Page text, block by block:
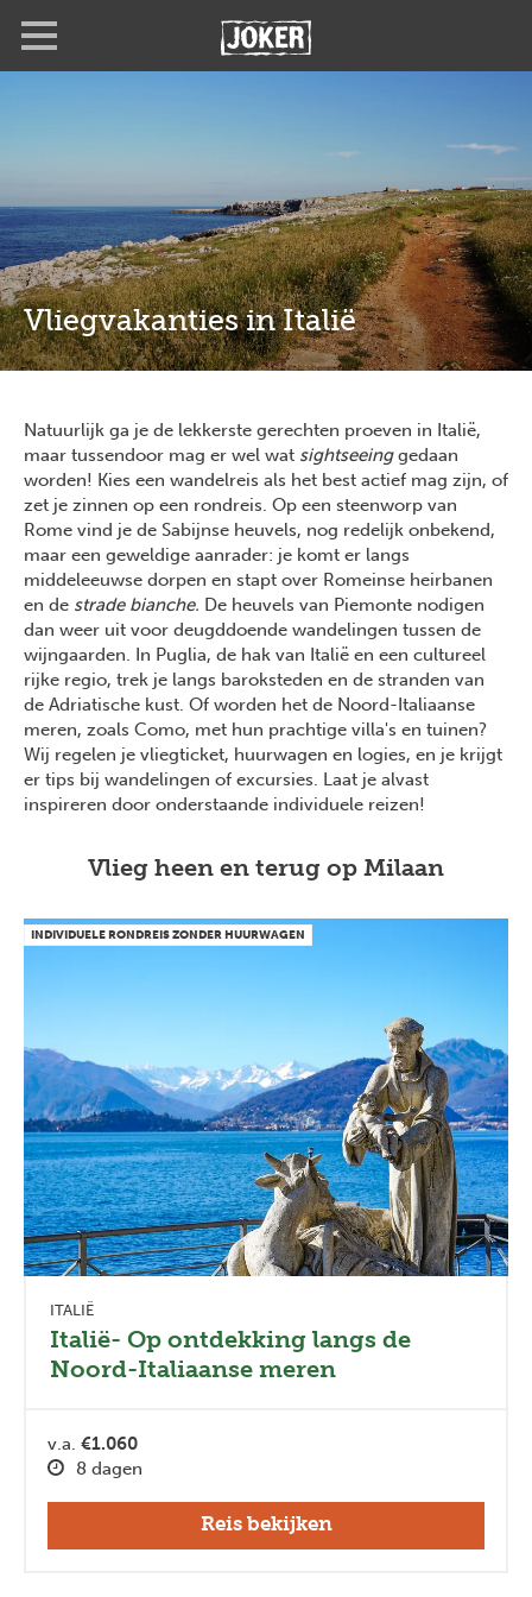
Vliegvakanties in Italië
Natuurlijk ga je de lekkerste gerechten proeven in Italië,
maar tussendoor mag er wel wat sightseeinggedaan
worden! Kies een wandelreis als het best actief mag zijn, of
zet je zinnen op een rondreis. Op een steenworp van
Rome vind je de Sabijnse heuvels, nog redelijk onbekend,
maar een geweldige aanrader: je komt er langs
middeleeuwse dorpen en stapt over Romeinse heirbanen
en de strade bianche. De heuvels van Piemonte nodigen
dan weer uit voor deugddoende wandelingen tussen de
wijngaarden. In Puglia, de hak van Italië en een cultureel
rijke regio, trek je langs baroksteden en de stranden van
de Adriatische kust. Of worden het de Noord-Italiaanse
meren, zoals Como, met hun prachtige villa's en tuinen?
Wij regelen je vliegticket, huurwagen en logies, en je krijgt
er tips bij wandelingen of excursies. Laat je alvast
inspireren door onderstaande individuele reizen!
Vlieg heen en terug op Milaan
INDIVIDUELE RONDREIS ZONDER HUURWAGEN
ITALIË
Italië- Op ontdekking langs de
Noord-Italiaanse meren
v.a. €1.060
8 dagen
Reis bekijken